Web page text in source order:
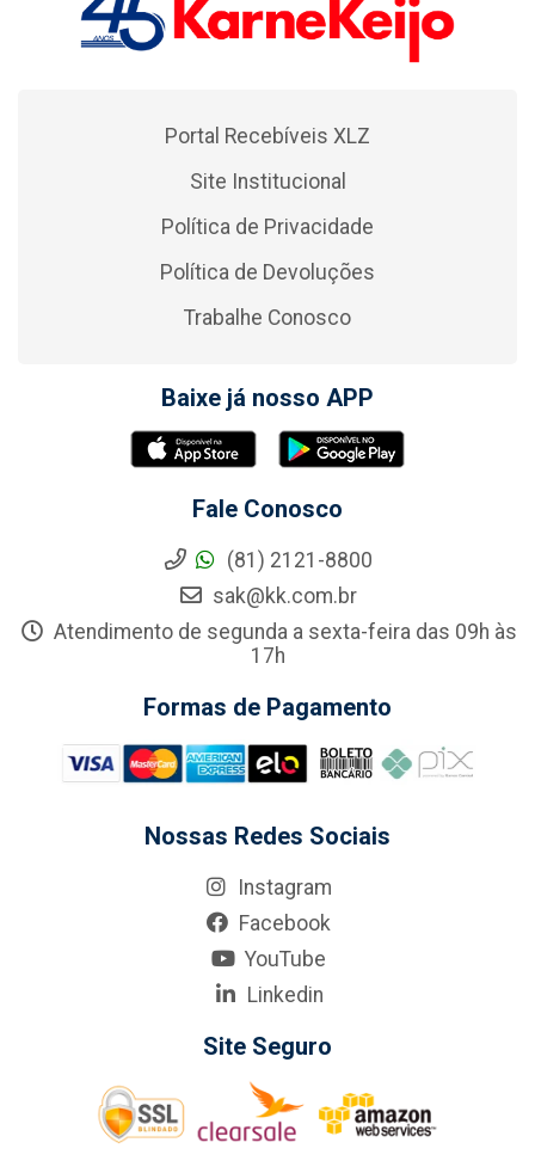
Portal Recebíveis XLZ
Site Institucional
Política de Privacidade
Política de Devoluções
Trabalhe Conosco
Baixe já nosso APP
Fale Conosco
(81) 2121-8800
sak@kk.com.br
Atendimento de segunda a sexta-feira das 09h às
17h
Formas de Pagamento
Nossas Redes Sociais
Instagram
Facebook
YouTube
Linkedin
Site Seguro